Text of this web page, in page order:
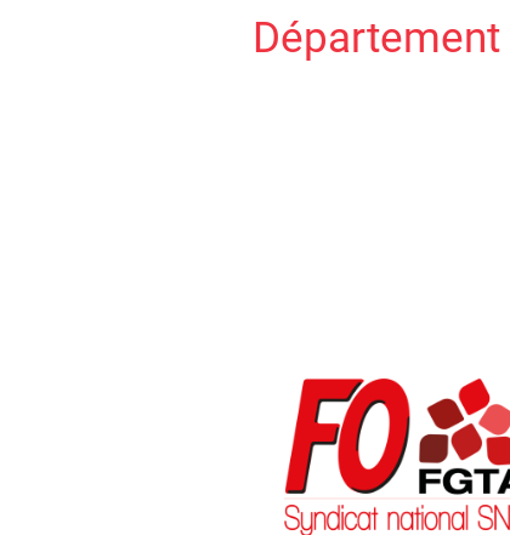
Département